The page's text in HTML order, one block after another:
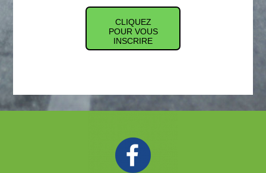
CLIQUEZ
POUR VOUS
INSCRIRE